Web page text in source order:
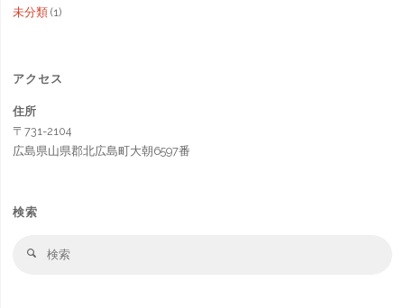
未分類(1)
アクセス
住所
〒731-2104
広島県山県郡北広島町大朝6597番
検索
検